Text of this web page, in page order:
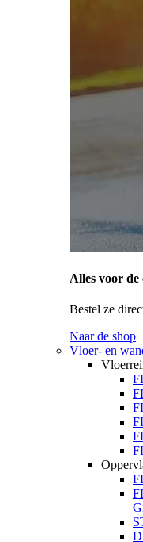
Alles voor de
Bestel ze
Naar de shop
Vloer- en